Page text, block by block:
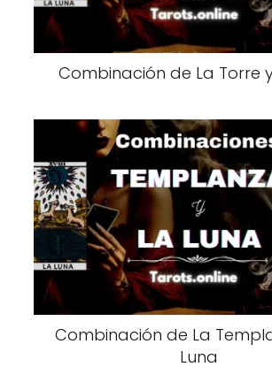
Combinación de La Torre
Combinación de La
Luna